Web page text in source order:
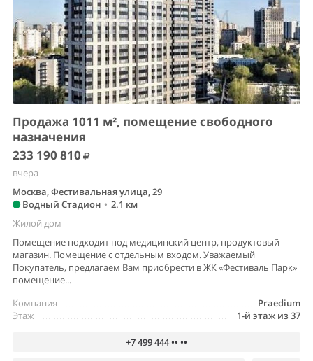
Продажа 1011 м², помещение свободного
назначения
233 190 810
вчера
Москва, Фестивальная улица, 29
Водный Стадион • 2.1 км
Жилой дом
Помещение подходит под медицинский центр, продуктовый
магазин. Помещение с отдельным входом. Уважаемый
Покупатель, предлагаем Вам приобрести в ЖК «Фестиваль Парк»
помещение...
Praedium
Компания
1-й этаж из 37
Этаж
+7 499 444 •• ••